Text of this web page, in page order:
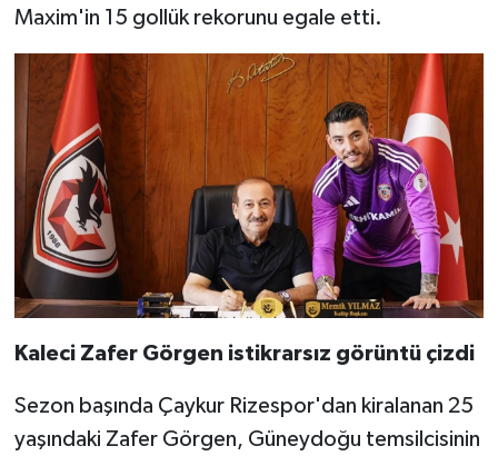
Maxim'in 15 gollük rekorunu egale etti.
Kaleci Zafer Görgen istikrarsız görüntü çizdi
Sezon başında Çaykur Rizespor'dan kiralanan 25
yaşındaki Zafer Görgen, Güneydoğu temsilcisinin